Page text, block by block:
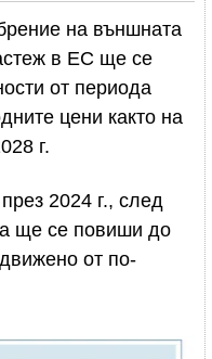
на външната
в ЕС ще се
от периода
цени както на
г.
2024 г., след
ще се повиши до
от по-